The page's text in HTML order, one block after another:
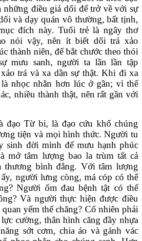
những điều giả dối để trở về với sự
và dạy quán vô thường, bất tịnh,
đích này. Tuổi trẻ là ngây thơ
nói vậy, nên ít biết dối trá xảo
thành niên, để bắt chước theo thói
mưu sanh, người ta lần lần tập
trá và xa dần sự thật. Khi đi xa
nhọc nhằn hơn lúc ở gần; vì thế
nhiều thành thật, nên rất gần với
đạo Từ bi, là đạo cứu khổ chúng
tiện và mọi hình thức. Người tu
sinh đời mình để mưu hạnh phúc
mở tâm lượng bao la trùm tất cả
bình đẳng. Với tâm lượng
người lưng còng, má cóp có thể
Người ốm đau bệnh tật có thể
Và người thực hiện được điều
yếm thế chăng? Cố nhiên phải
cường, thân hình căng đầy nhựa
sớt cơm, chia áo và gánh vác